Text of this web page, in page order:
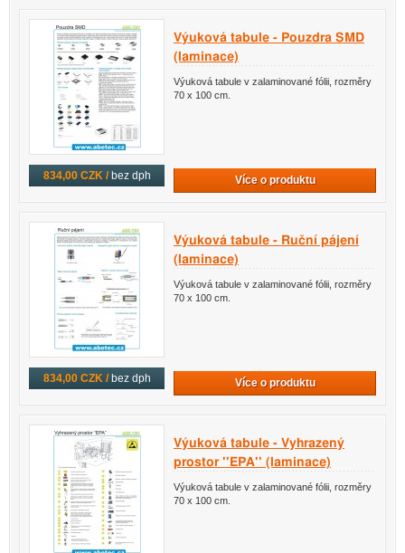
834,00 CZK / bez dph
Výuková tabule - Pouzdra SMD
(laminace)
Výuková tabule v zalaminované fólii, rozměry
70 x 100 cm.
Více o produktu
834,00 CZK / bez dph
Výuková tabule - Ruční pájení
(laminace)
Výuková tabule v zalaminované fólii, rozměry
70 x 100 cm.
Více o produktu
Výuková tabule - Vyhrazený
prostor ''EPA'' (laminace)
Výuková tabule v zalaminované fólii, rozměry
70 x 100 cm.